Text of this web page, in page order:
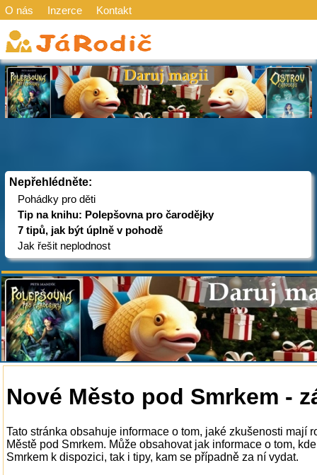
O nás Inzerce Kontakt
Nepřehlédněte:
Pohádky pro děti
Tip na knihu: Polepšovna pro čarodějky
7 tipů, jak být úplně v pohodě
Jak řešit neplodnost
Nové Město pod Smrkem -
Tato stránka obsahuje informace o tom, jaké zkušenosti mají
Městě pod Smrkem. Může obsahovat jak informace o tom,
Smrkem k dispozici, tak i tipy, kam se případně za ní vydat.